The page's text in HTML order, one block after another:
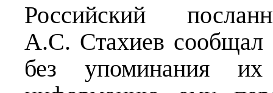
Российский
А.С. Стахиев сообщал
без упоминания